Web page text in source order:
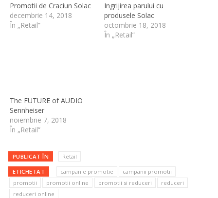
Promotii de Craciun Solac
decembrie 14, 2018
În „Retail”
Ingrijirea parului cu
produsele Solac
octombrie 18, 2018
În „Retail”
The FUTURE of AUDIO
Sennheiser
noiembrie 7, 2018
În „Retail”
PUBLICAT ÎN Retail
ETICHETAT campanie promotie
campanii promotii
promotii
promotii online promotii si reduceri
reduceri
reduceri online